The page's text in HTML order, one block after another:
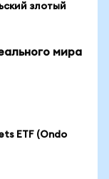
злотый
мира
ETF (Ondo